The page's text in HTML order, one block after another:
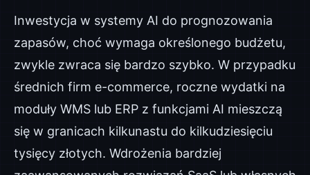
Inwestycja w systemy AI do prognozowania
zapasów, choć wymaga określonego budżetu,
zwykle zwraca się bardzo szybko. W przypadku
średnich firm e-commerce, roczne wydatki na
moduły WMS lub ERP z funkcjami AI mieszczą
się w granicach kilkunastu do kilkudziesięciu
tysięcy złotych. Wdrożenia bardziej